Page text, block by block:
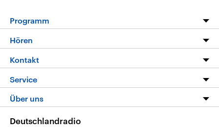
Programm
Die Nachrichten
Nachrichtenleicht
Neue Beiträge auf dlf.de
Hören
Livestream
Podcasts
Deutschlandfunk App
Nachrichten App
Kontakt
Service
FAQ
Veranstaltungen
Über uns
Deutschlandradio